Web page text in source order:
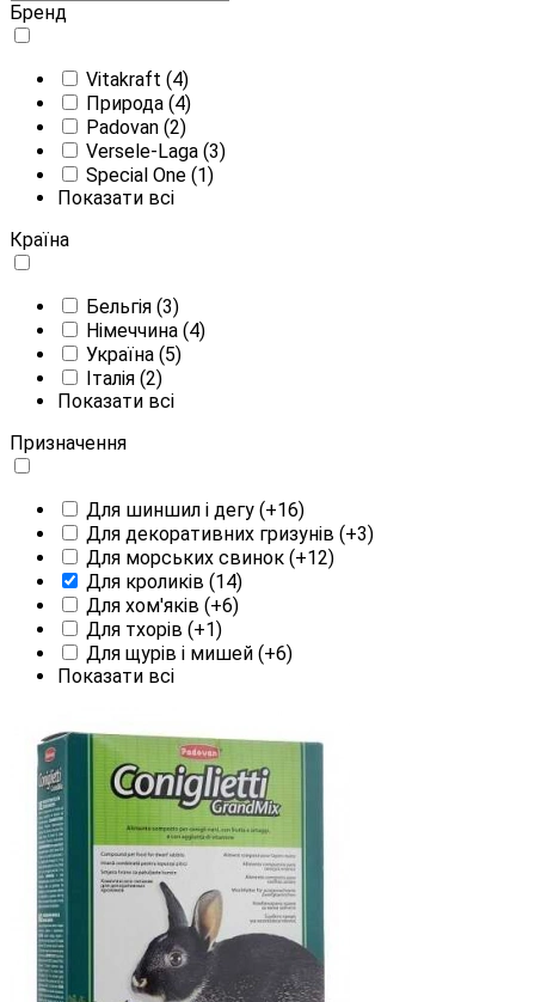
Бренд
Vitakraft (4)
Природа (4)
Padovan (2)
Versele-Laga (3)
Special One (1)
Показати всі
Країна
Бельгія (3)
Німеччина (4)
Україна (5)
Італія (2)
Показати всі
Призначення
Для шиншил і дегу (+16)
Для декоративних гризунів (+3)
Для морських свинок (+12)
Для кроликів (14)
Для хом'яків (+6)
Для тхорів (+1)
Для щурів і мишей (+6)
Показати всі